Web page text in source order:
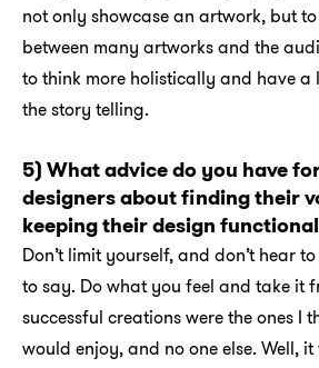
not only showcase an artwork, but
between many artworks and the
to think more holistically and have a
the story telling.
5) What advice do you have
designers about finding their
keeping their design
Don’t limit yourself, and don’t hear
to say. Do what you feel and take it
successful creations were the ones I
would enjoy, and no one else. Well,